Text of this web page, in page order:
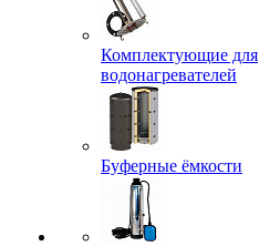
Комплектующие для
водонагревателей
Буферные ёмкости